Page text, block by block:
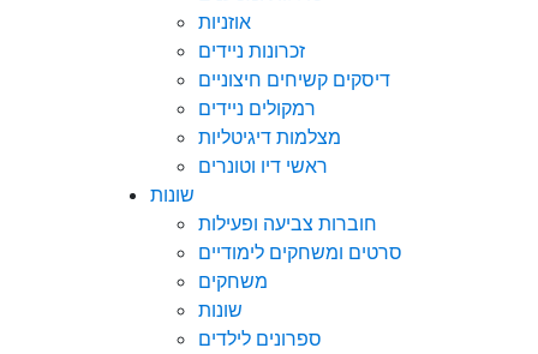
אוזניות
זכרונות ניידים
דיסקים קשיחים חיצוניים
רמקולים ניידים
מצלמות דיגיטליות
ראשי דיו וטונרים
שונות
חוברות צביעה ופעילות
סרטים ומשחקים לימודיים
משחקים
שונות
ספרונים לילדים